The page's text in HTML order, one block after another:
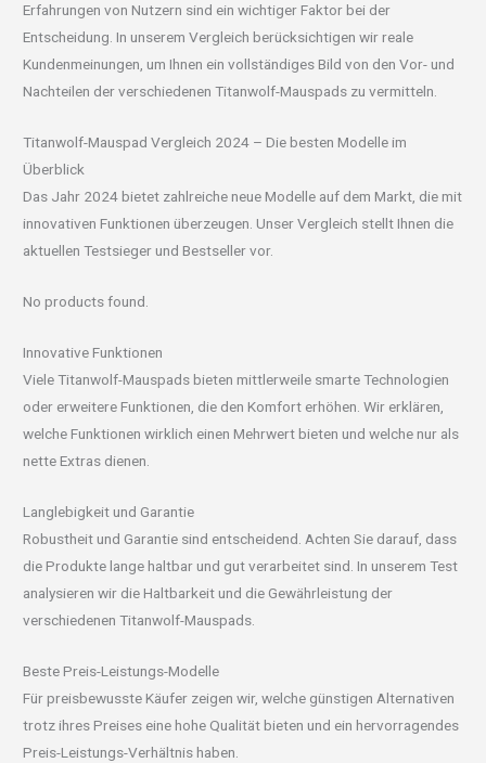
Erfahrungen von Nutzern sind ein wichtiger Faktor bei der
Entscheidung. In unserem Vergleich berücksichtigen wir reale
Kundenmeinungen, um Ihnen ein vollständiges Bild von den Vor- und
Nachteilen der verschiedenen Titanwolf-Mauspads zu vermitteln.
Titanwolf-Mauspad Vergleich 2024 – Die besten Modelle im
Überblick
Das Jahr 2024 bietet zahlreiche neue Modelle auf dem Markt, die mit
innovativen Funktionen überzeugen. Unser Vergleich stellt Ihnen die
aktuellen Testsieger und Bestseller vor.
No products found.
Innovative Funktionen
Viele Titanwolf-Mauspads bieten mittlerweile smarte Technologien
oder erweitere Funktionen, die den Komfort erhöhen. Wir erklären,
welche Funktionen wirklich einen Mehrwert bieten und welche nur als
nette Extras dienen.
Langlebigkeit und Garantie
Robustheit und Garantie sind entscheidend. Achten Sie darauf, dass
die Produkte lange haltbar und gut verarbeitet sind. In unserem Test
analysieren wir die Haltbarkeit und die Gewährleistung der
verschiedenen Titanwolf-Mauspads.
Beste Preis-Leistungs-Modelle
Für preisbewusste Käufer zeigen wir, welche günstigen Alternativen
trotz ihres Preises eine hohe Qualität bieten und ein hervorragendes
Preis-Leistungs-Verhältnis haben.